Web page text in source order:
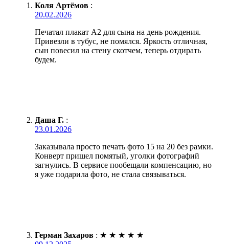
Коля Артёмов :
20.02.2026
Печатал плакат А2 для сына на день рождения.
Привезли в тубус, не помялся. Яркость отличная,
сын повесил на стену скотчем, теперь отдирать
будем.
Даша Г. :
23.01.2026
Заказывала просто печать фото 15 на 20 без рамки.
Конверт пришел помятый, уголки фотографий
загнулись. В сервисе пообещали компенсацию, но
я уже подарила фото, не стала связываться.
Герман Захаров : ★ ★ ★ ★ ★